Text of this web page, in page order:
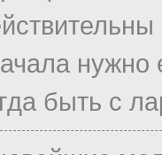
нужно
быть с